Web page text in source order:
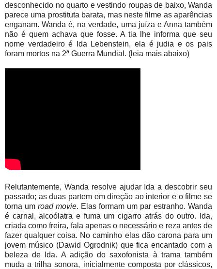
desconhecido no quarto e vestindo roupas de baixo, Wanda
parece uma prostituta barata, mas neste filme as aparências
enganam. Wanda é, na verdade, uma juíza e Anna também
não é quem achava que fosse. A tia lhe informa que seu
nome verdadeiro é Ida Lebenstein, ela é judia e os pais
foram mortos na 2ª Guerra Mundial. (leia mais abaixo)
Relutantemente, Wanda resolve ajudar Ida a descobrir seu
passado; as duas partem em direção ao interior e o filme se
torna um road movie. Elas formam um par estranho. Wanda
é carnal, alcoólatra e fuma um cigarro atrás do outro. Ida,
criada como freira, fala apenas o necessário e reza antes de
fazer qualquer coisa. No caminho elas dão carona para um
jovem músico (Dawid Ogrodnik) que fica encantado com a
beleza de Ida. A adição do saxofonista à trama também
muda a trilha sonora, inicialmente composta por clássicos,